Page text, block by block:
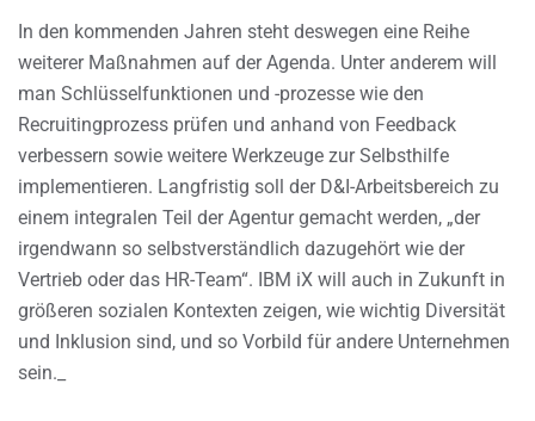
In den kommenden Jahren steht deswegen eine Reihe
weiterer Maßnahmen auf der Agenda. Unter anderem will
man Schlüsselfunktionen und -prozesse wie den
Recruitingprozess prüfen und anhand von Feedback
verbessern sowie weitere Werkzeuge zur Selbsthilfe
implementieren. Langfristig soll der D&I-Arbeitsbereich zu
einem integralen Teil der Agentur gemacht werden, „der
irgendwann so selbstverständlich dazugehört wie der
Vertrieb oder das HR-Team“. IBM iX will auch in Zukunft in
größeren sozialen Kontexten zeigen, wie wichtig Diversität
und Inklusion sind, und so Vorbild für andere Unternehmen
sein._